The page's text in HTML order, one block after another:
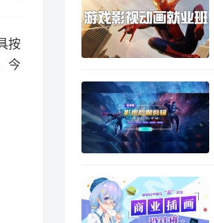
按
今